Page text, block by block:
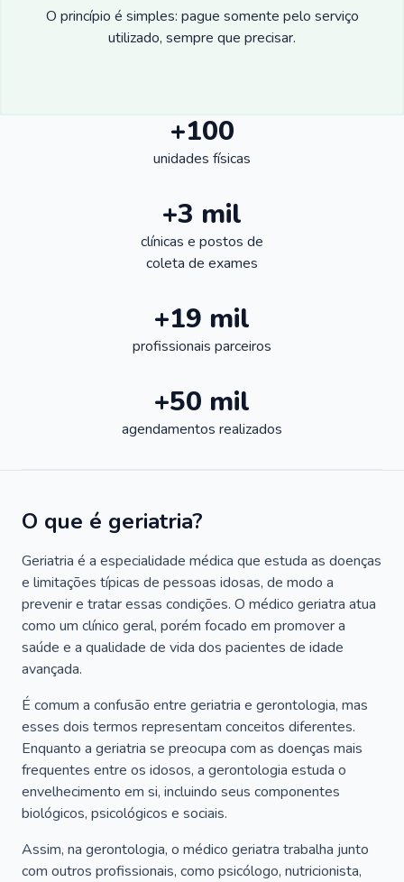
O princípio é simples: pague somente pelo serviço
utilizado, sempre que precisar.
+100
unidades físicas
+3 mil
clínicas e postos de
coleta de exames
+19 mil
profissionais parceiros
+50 mil
agendamentos realizados
O que é geriatria?
Geriatria é a especialidade médica que estuda as doenças
e limitações típicas de pessoas idosas, de modo a
prevenir e tratar essas condições. O médico geriatra atua
como um clínico geral, porém focado em promover a
saúde e a qualidade de vida dos pacientes de idade
avançada.
É comum a confusão entre geriatria e gerontologia, mas
esses dois termos representam conceitos diferentes.
Enquanto a geriatria se preocupa com as doenças mais
frequentes entre os idosos, a gerontologia estuda o
envelhecimento em si, incluindo seus componentes
biológicos, psicológicos e sociais.
Assim, na gerontologia, o médico geriatra trabalha junto
com outros profissionais, como psicólogo, nutricionista,